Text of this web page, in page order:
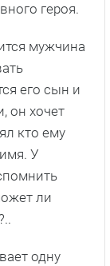
героя.
мужчина
его сын и
он хочет
кто ему
У
ли
одну